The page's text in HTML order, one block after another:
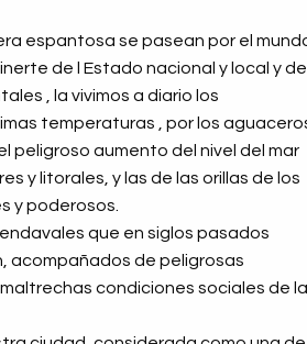
espantosa se pasean por el
de l Estado nacional y local y de
, la vivimos a diario los
temperaturas , por los
peligroso aumento del nivel del mar
y litorales, y las de las orillas de los
y poderosos.
que en siglos pasados
acompañados de peligrosas
condiciones sociales de